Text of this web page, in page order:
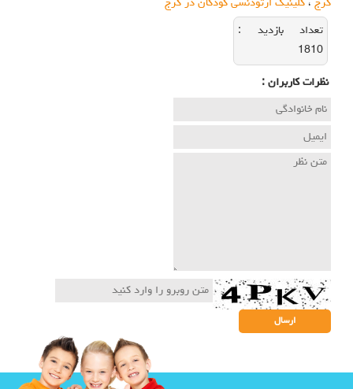
کرج، کلینیک ارتودنسی کودکان در کرج
تعداد بازديد :
1810
نظرات كاربران :